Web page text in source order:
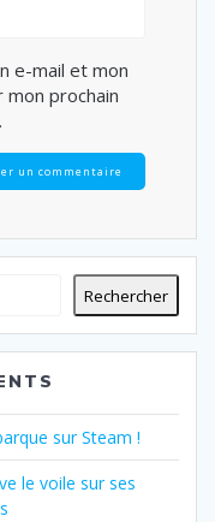
e-mail et mon
prochain
Rechercher
sur Steam !
le voile sur ses